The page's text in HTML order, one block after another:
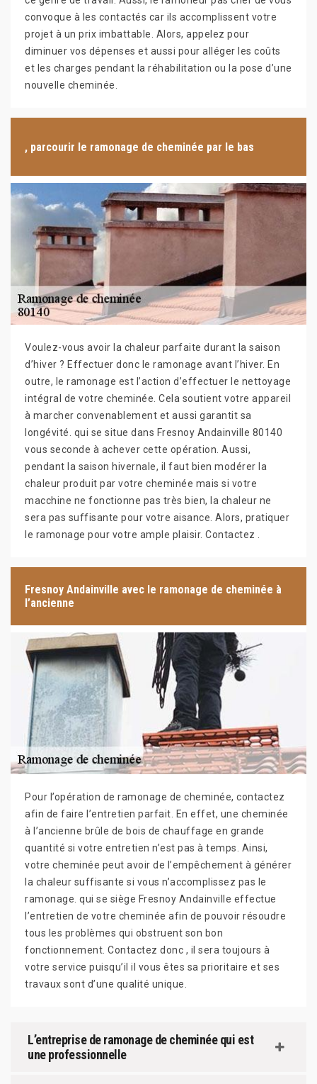
convoque à les contactés car ils accomplissent votre
projet à un prix imbattable. Alors, appelez pour
diminuer vos dépenses et aussi pour alléger les coûts
et les charges pendant la réhabilitation ou la pose d’une
nouvelle cheminée.
, parcourir le ramonage de cheminée par le bas
Voulez-vous avoir la chaleur parfaite durant la saison
d’hiver ? Effectuer donc le ramonage avant l’hiver. En
outre, le ramonage est l’action d’effectuer le nettoyage
intégral de votre cheminée. Cela soutient votre appareil
à marcher convenablement et aussi garantit sa
longévité. qui se situe dans Fresnoy Andainville 80140
vous seconde à achever cette opération. Aussi,
pendant la saison hivernale, il faut bien modérer la
chaleur produit par votre cheminée mais si votre
macchine ne fonctionne pas très bien, la chaleur ne
sera pas suffisante pour votre aisance. Alors, pratiquer
le ramonage pour votre ample plaisir. Contactez .
Fresnoy Andainville avec le ramonage de cheminée à
l’ancienne
Pour l’opération de ramonage de cheminée, contactez
afin de faire l’entretien parfait. En effet, une cheminée
à l’ancienne brûle de bois de chauffage en grande
quantité si votre entretien n’est pas à temps. Ainsi,
votre cheminée peut avoir de l’empêchement à générer
la chaleur suffisante si vous n’accomplissez pas le
ramonage. qui se siège Fresnoy Andainville effectue
l’entretien de votre cheminée afin de pouvoir résoudre
tous les problèmes qui obstruent son bon
fonctionnement. Contactez donc , il sera toujours à
votre service puisqu’il il vous êtes sa prioritaire et ses
travaux sont d’une qualité unique.
L’entreprise de ramonage de cheminée qui est
une professionnelle